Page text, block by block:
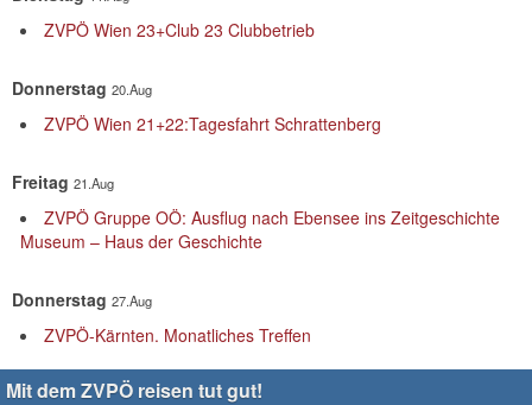
ZVPÖ Wien 23+Club 23 Clubbetrieb
Donnerstag 20.Aug
ZVPÖ Wien 21+22:Tagesfahrt Schrattenberg
Freitag 21.Aug
ZVPÖ Gruppe OÖ: Ausflug nach Ebensee ins Zeitgeschichte
Museum – Haus der Geschichte
Donnerstag 27.Aug
ZVPÖ-Kärnten. Monatliches Treffen
Mit dem ZVPÖ reisen tut gut!